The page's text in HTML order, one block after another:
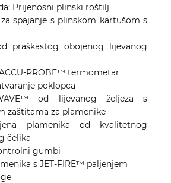
Prijenosni plinski roštilj
spajanje s plinskom kartušom s
praškastog obojenog lijevanog
PROBE™ termometar
poklopca
od lijevanog željeza s
zaštitama za plamenike
plamenika od kvalitetnog
čelika
gumbi
s JET-FIRE™ paljenjem